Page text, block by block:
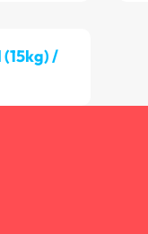
/